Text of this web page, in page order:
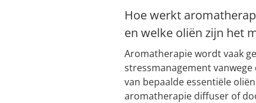
Hoe werkt
en welke oliën zijn het
Aromatherapie wordt vaak
stressmanagement
van bepaalde essentiële
aromatherapie diffuser of